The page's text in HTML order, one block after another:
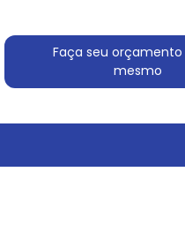
Faça seu orçamento
mesmo